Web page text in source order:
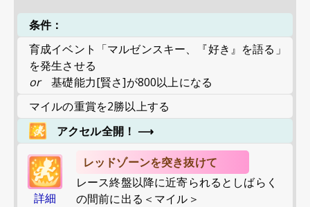
条件：
育成イベント「マルゼンスキー、『好き』を語る」
を発生させる
or
基礎能力[賢さ]が800以上になる
マイルの重賞を2勝以上する
アクセル全開！ ⟶
詳細
レッドゾーンを突き抜けて
レース終盤以降に近寄られるとしばらく
の間前に出る＜マイル＞